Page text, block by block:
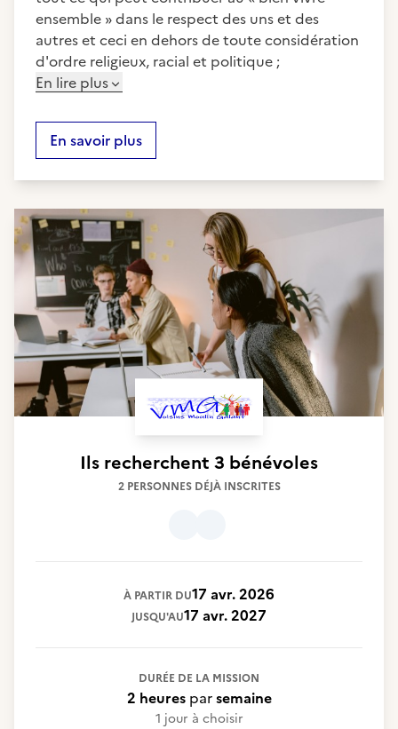
ensemble » dans le respect des uns et des
autres et ceci en dehors de toute considération
d'ordre religieux, racial et politique ;
En lire plus
En savoir plus
Ils recherchent 3 bénévoles
2 PERSONNES DÉJÀ INSCRITES
À PARTIR DU17 avr. 2026
JUSQU'AU17 avr. 2027
DURÉE DE LA MISSION
2 heuresparsemaine
1 jour à choisir